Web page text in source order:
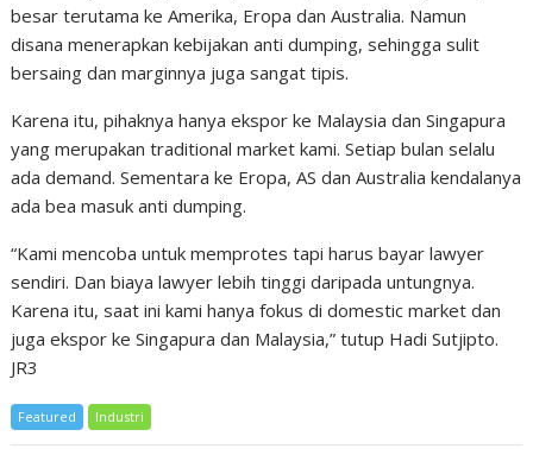
besar terutama ke Amerika, Eropa dan Australia. Namun
disana menerapkan kebijakan anti dumping, sehingga sulit
bersaing dan marginnya juga sangat tipis.
Karena itu, pihaknya hanya ekspor ke Malaysia dan Singapura
yang merupakan traditional market kami. Setiap bulan selalu
ada demand. Sementara ke Eropa, AS dan Australia kendalanya
ada bea masuk anti dumping.
“Kami mencoba untuk memprotes tapi harus bayar lawyer
sendiri. Dan biaya lawyer lebih tinggi daripada untungnya.
Karena itu, saat ini kami hanya fokus di domestic market dan
juga ekspor ke Singapura dan Malaysia,” tutup Hadi Sutjipto.
JR3
Featured Industri